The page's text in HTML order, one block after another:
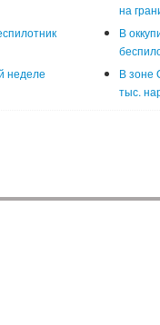
на
В
неделе
В зоне
тыс.